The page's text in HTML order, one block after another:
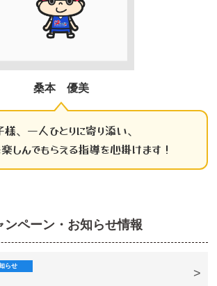
桑本 優美
様、一人ひとりに寄り添い、
しんでもらえる指導を心掛けます！
ンペーン・お知らせ情報
らせ